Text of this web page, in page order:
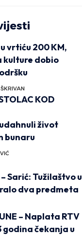
vrtiću 200 KM,
kulture dobio
KOD
život
bunaru
Sarić: Tužilaštvo u
dva predmeta
– Naplata RTV
godina čekanja u